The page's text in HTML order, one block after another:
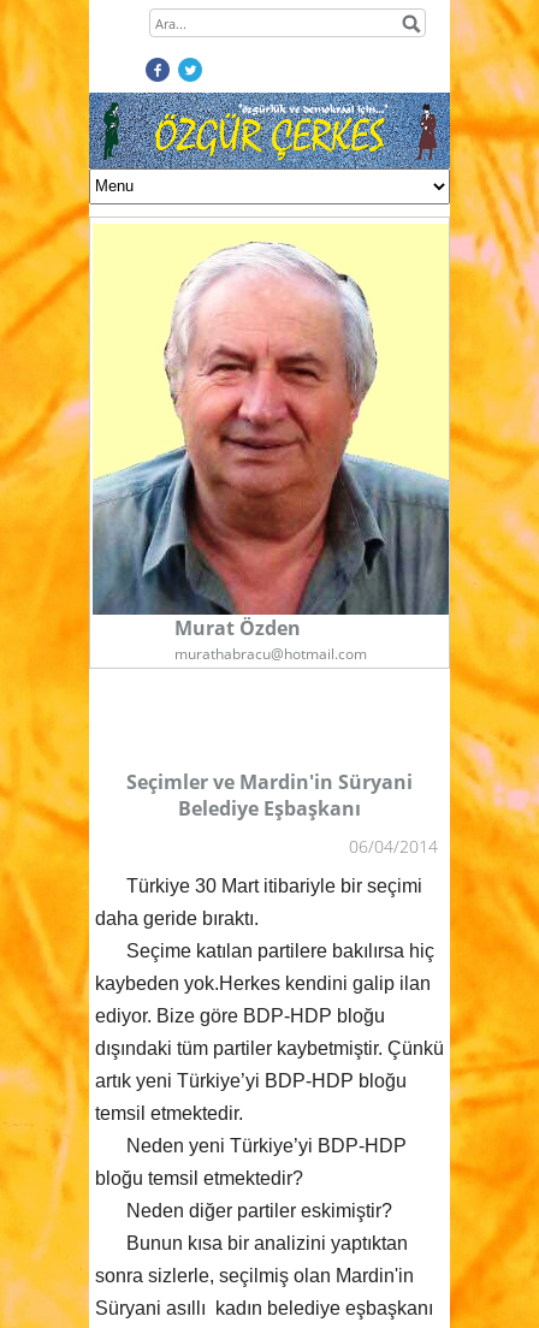
Murat Özden
murathabracu@hotmail.com
Seçimler ve Mardin'in Süryani
Belediye Eşbaşkanı
06/04/2014
Türkiye 30 Mart itibariyle bir seçimi
daha geride bıraktı.
Seçime katılan partilere bakılırsa hiç
kaybeden yok.Herkes kendini galip ilan
ediyor. Bize göre BDP-HDP bloğu
dışındaki tüm partiler kaybetmiştir. Çünkü
artık yeni Türkiye’yi BDP-HDP bloğu
temsil etmektedir.
Neden yeni Türkiye’yi BDP-HDP
bloğu temsil etmektedir?
Neden diğer partiler eskimiştir?
Bunun kısa bir analizini yaptıktan
sonra sizlerle, seçilmiş olan Mardin'in
Süryani asıllı kadın belediye eşbaşkanı